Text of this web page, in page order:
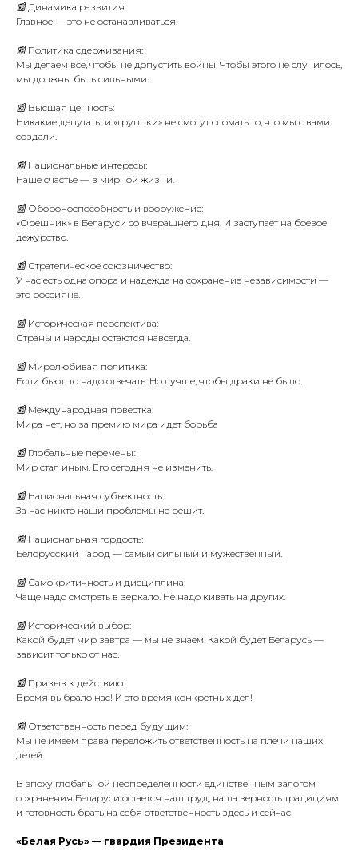
📰 Динамика развития:
Главное — это не останавливаться.
📰 Политика сдерживания:
Мы делаем всё, чтобы не допустить войны. Чтобы этого не случилось,
мы должны быть сильными.
📰 Высшая ценность:
Никакие депутаты и «группки» не смогут сломать то, что мы с вами
создали.
📰 Национальные интересы:
Наше счастье — в мирной жизни.
📰 Обороноспособность и вооружение:
«Орешник» в Беларуси со вчерашнего дня. И заступает на боевое
дежурство.
📰 Стратегическое союзничество:
У нас есть одна опора и надежда на сохранение независимости —
это россияне.
📰 Историческая перспектива:
Страны и народы остаются навсегда.
📰 Миролюбивая политика:
Если бьют, то надо отвечать. Но лучше, чтобы драки не было.
📰 Международная повестка:
Мира нет, но за премию мира идет борьба
📰 Глобальные перемены:
Мир стал иным. Его сегодня не изменить.
📰 Национальная субъектность:
За нас никто наши проблемы не решит.
📰 Национальная гордость:
Белорусский народ — самый сильный и мужественный.
📰 Самокритичность и дисциплина:
Чаще надо смотреть в зеркало. Не надо кивать на других.
📰 Исторический выбор:
Какой будет мир завтра — мы не знаем. Какой будет Беларусь —
зависит только от нас.
📰 Призыв к действию:
Время выбрало нас! И это время конкретных дел!
📰 Ответственность перед будущим:
Мы не имеем права переложить ответственность на плечи наших
детей.
В эпоху глобальной неопределенности единственным залогом
сохранения Беларуси остается наш труд, наша верность традициям
и готовность брать на себя ответственность здесь и сейчас.
«Белая Русь» — гвардия Президента